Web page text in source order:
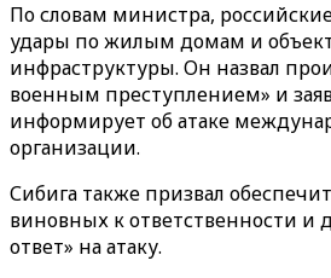
По словам министра,
удары по жилым домам и
инфраструктуры. Он назвал
военным преступлением» и
информирует об атаке
организации.
Сибига также призвал
виновных к ответственности и
ответ» на атаку.